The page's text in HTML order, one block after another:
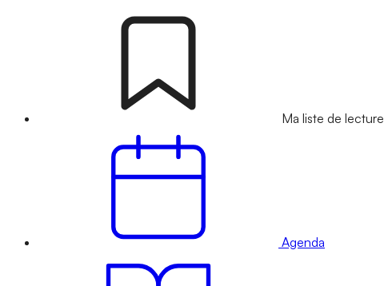
Ma liste de lecture
Agenda